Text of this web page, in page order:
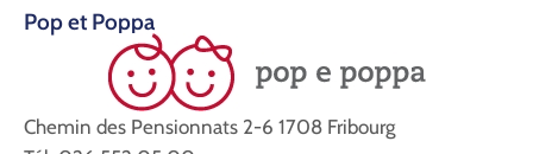
Pop et Poppa
Chemin des Pensionnats 2-6 1708 Fribourg